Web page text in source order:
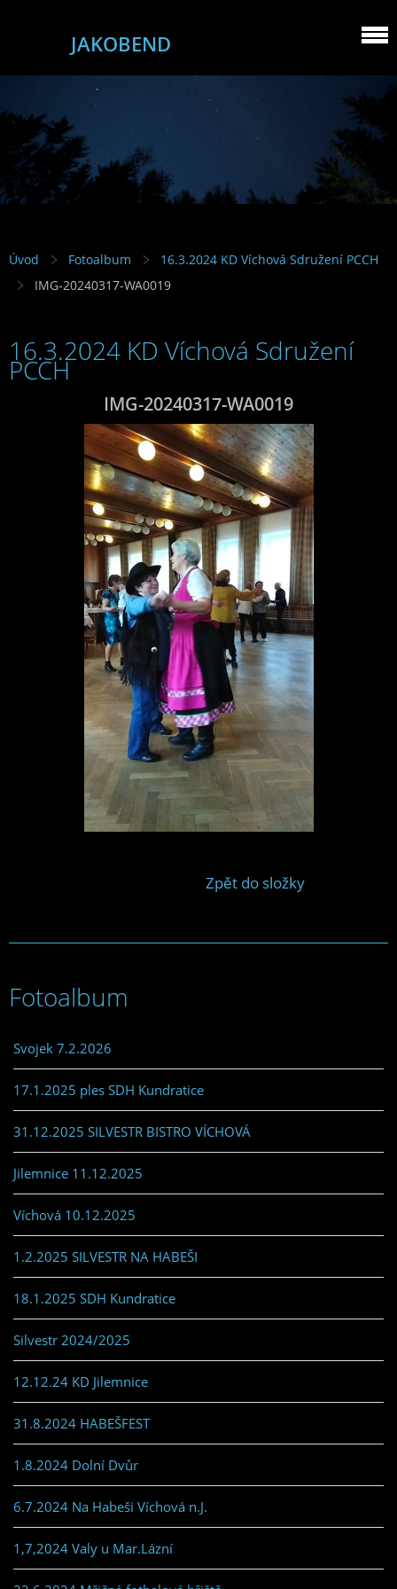
JAKOBEND
Úvod Fotoalbum
16.3.2024 KD Víchová Sdružení PCCH
IMG-20240317-WA0019
16.3.2024 KD Víchová Sdružení
PCCH
IMG-20240317-WA0019
Zpět do složky
Fotoalbum
Svojek 7.2.2026
17.1.2025 ples SDH Kundratice
31.12.2025 SILVESTR BISTRO VÍCHOVÁ
Jilemnice 11.12.2025
Víchová 10.12.2025
1.2.2025 SILVESTR NA HABEŠI
18.1.2025 SDH Kundratice
Silvestr 2024/2025
12.12.24 KD Jilemnice
31.8.2024 HABEŠFEST
1.8.2024 Dolní Dvůr
6.7.2024 Na Habeši Víchová n.J.
1,7,2024 Valy u Mar.Lázní